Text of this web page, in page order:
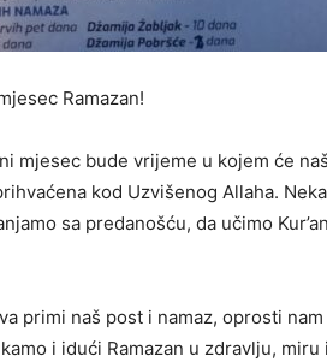
Ramazan!
mjesec bude vrijeme u kojem će
kod Uzvišenog Allaha.
sa predanošću, da učimo
primi naš post i namaz, oprosti
i idući Ramazan u zdravlju, miru